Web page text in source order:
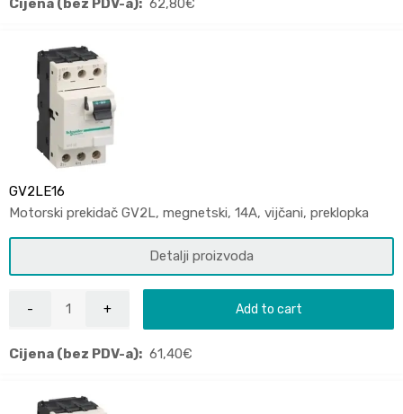
Cijena (bez PDV-a): 62,80€
GV2LE16
Motorski prekidač GV2L, megnetski, 14A, vijčani, preklopka
Detalji proizvoda
Add to cart
Cijena (bez PDV-a): 61,40€